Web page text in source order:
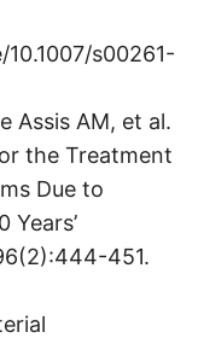
s00261-
Assis AM, et al.
the Treatment
Due to
Years’
451.